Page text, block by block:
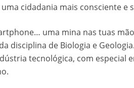
cidadania mais consciente e
uma mina nas tuas
disciplina de Biologia e
tecnológica, com especial